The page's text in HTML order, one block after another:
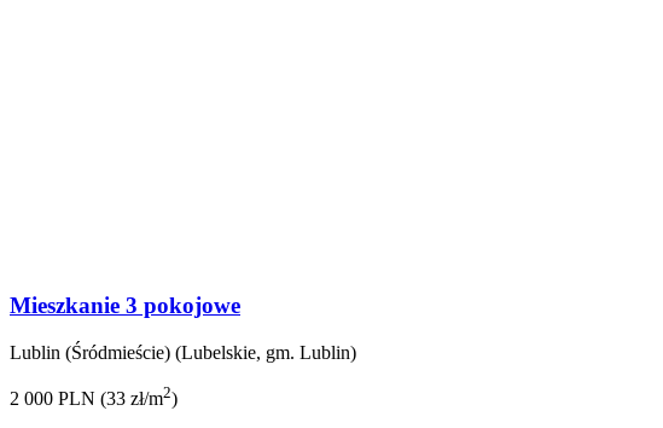
Mieszkanie 3 pokojowe
Lublin (Śródmieście) (Lubelskie, gm. Lublin)
2 000 PLN (33 zł/m2)